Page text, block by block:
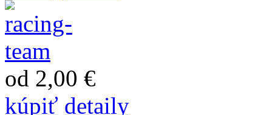
od 2,00 €
kúpiť detaily